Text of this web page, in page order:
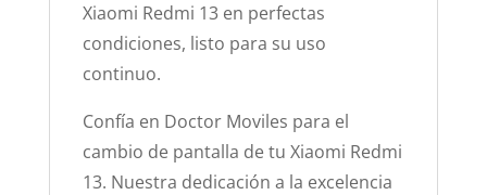
Xiaomi Redmi 13 en perfectas
condiciones, listo para su uso
continuo.
Confía en Doctor Moviles para el
cambio de pantalla de tu Xiaomi Redmi
13. Nuestra dedicación a la excelencia